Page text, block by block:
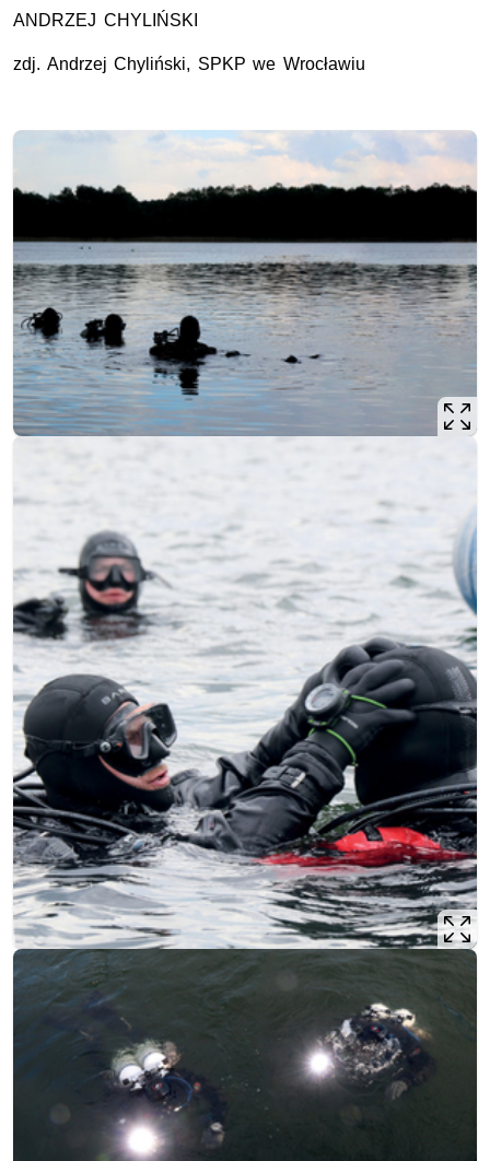
ANDRZEJ CHYLIŃSKI
zdj. Andrzej Chyliński, SPKP we Wrocławiu